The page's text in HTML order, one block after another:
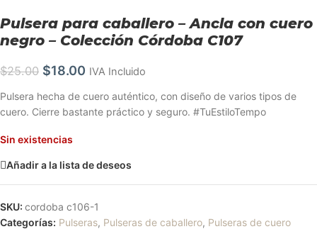
Pulsera para caballero – Ancla con cuero
negro – Colección Córdoba C107
$25.00 $18.00 IVA Incluido
Pulsera hecha de cuero auténtico, con diseño de varios tipos de
cuero. Cierre bastante práctico y seguro. #TuEstiloTempo
Sin existencias
Añadir a la lista de deseos
SKU: cordoba c106-1
Categorías: Pulseras, Pulseras de caballero, Pulseras de cuero